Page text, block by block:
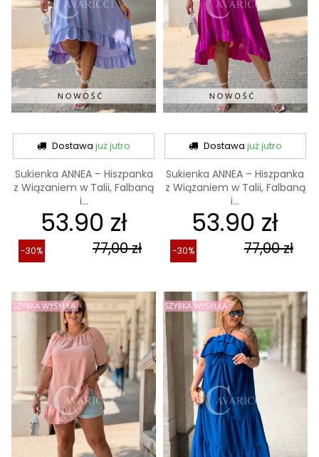
Dostawajuż jutro
Sukienka ANNEA – Hiszpanka
z Wiązaniem w Talii, Falbaną
i...
53.90 zł
77,00 zł
-30%
Dostawa już jutro
Sukienka ANNEA – Hiszpanka
z Wiązaniem w Talii, Falbaną
i...
53.90 zł
77,00 zł
-30%